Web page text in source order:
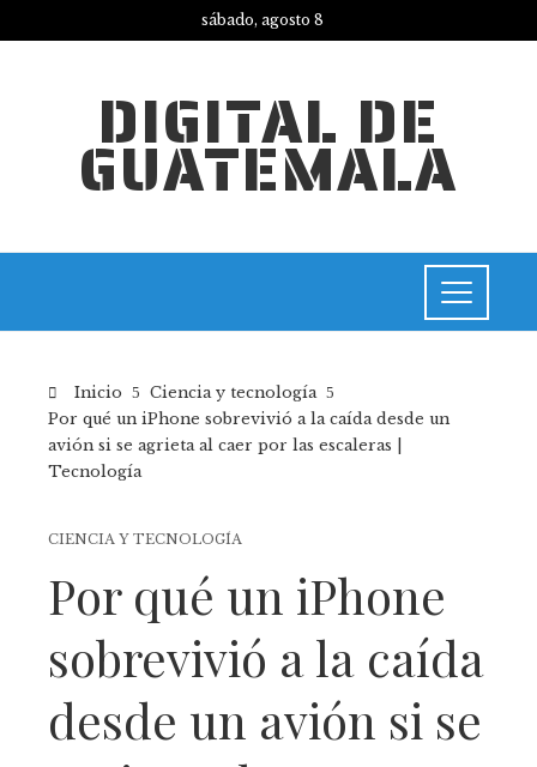
sábado, agosto 8
DIGITAL DE
GUATEMALA
Inicio
Ciencia y tecnología
Por qué un iPhone sobrevivió a la caída desde un
avión si se agrieta al caer por las escaleras |
Tecnología
CIENCIA Y TECNOLOGÍA
Por qué un iPhone
sobrevivió a la caída
desde un avión si se